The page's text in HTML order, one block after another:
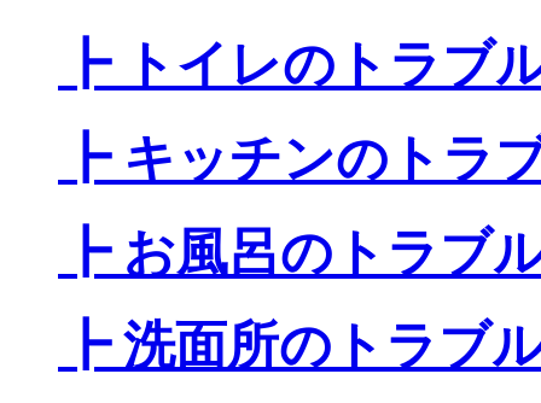
┣ トイレのトラブ
┣ キッチンのトラ
┣ お風呂のトラブ
┣ 洗面所のトラブ